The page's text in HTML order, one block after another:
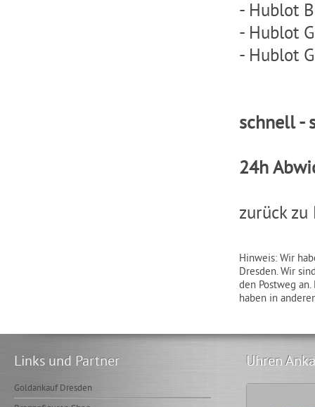
- Hublot
- Hublot
- Hublot
schnell -
24h
zurück
Hinweis: Wir
Dresden. Wir
den Postweg
haben in
Links und Partner
Goldankauf Dresden
Uhren